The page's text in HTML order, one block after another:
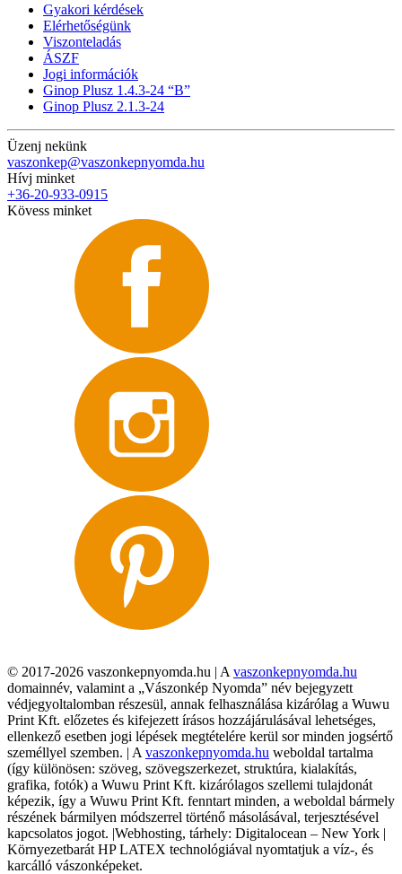
Gyakori kérdések
Elérhetőségünk
Viszonteladás
ÁSZF
Jogi információk
Ginop Plusz 1.4.3-24 “B”
Ginop Plusz 2.1.3-24
Üzenj nekünk
vaszonkep@vaszonkepnyomda.hu
Hívj minket
+36-20-933-0915
Kövess minket
© 2017-2026 vaszonkepnyomda.hu | A vaszonkepnyomda.hu
domainnév, valamint a „Vászonkép Nyomda” név bejegyzett
védjegyoltalomban részesül, annak felhasználása kizárólag a Wuwu
Print Kft. előzetes és kifejezett írásos hozzájárulásával lehetséges,
ellenkező esetben jogi lépések megtételére kerül sor minden jogsértő
személlyel szemben. | A vaszonkepnyomda.hu weboldal tartalma
(így különösen: szöveg, szövegszerkezet, struktúra, kialakítás,
grafika, fotók) a Wuwu Print Kft. kizárólagos szellemi tulajdonát
képezik, így a Wuwu Print Kft. fenntart minden, a weboldal bármely
részének bármilyen módszerrel történő másolásával, terjesztésével
kapcsolatos jogot. |Webhosting, tárhely: Digitalocean – New York |
Környezetbarát HP LATEX technológiával nyomtatjuk a víz-, és
karcálló vászonképeket.